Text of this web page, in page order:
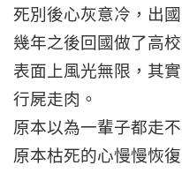
死別後心灰意冷，出國
幾年之後回國做了高
表面上風光無限，其
行屍走肉。
原本以為一輩子都走
原本枯死的心慢慢恢